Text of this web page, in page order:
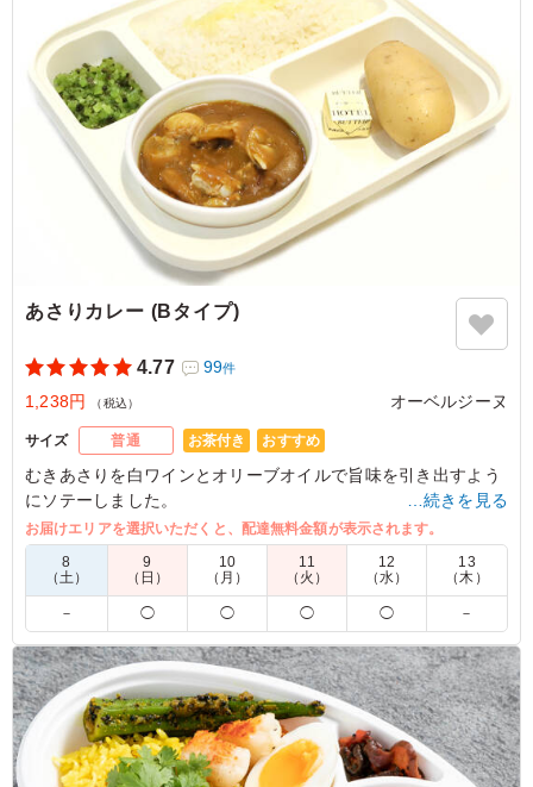
人気が高かったです。
ご利用シーン： ロケ・撮影› ロケ
東京都目黒区鷹番2026/06/08
あさりカレー (Bタイプ)
4.77 99件
1,238円 （税込） オーベルジーヌ
サイズ 普通 お茶付き おすすめ
むきあさりを白ワインとオリーブオイルで旨味を引き出すよう
にソテーしました。
濃厚なカレールウの中にあさりの存在感をしっかり感じていた
だけます。
※喫食までにバターが溶けてしまう場合がございます。冷蔵庫
等で保管できるご用意をお願い致します。
※オプションにて店舗ロゴ入りの紙のスリーブケース(化粧箱)
をご用意しております。ご希望の際は下記「ご飯の種類」プル
ダウンよりご選択ください。
また、画像サンプルはカテゴリ：「オプション」内の「スリー
ブケース(化粧箱)」をご参照ください。各商品共通のケースと
なります。
…続きを見る
お届けエリアを選択いただくと、配達無料金額が表示されます。
8
（土）
9
（日）
10
（月）
11
（火）
12
（水）
13
（木）
－ ◯ ◯ ◯ ◯ －